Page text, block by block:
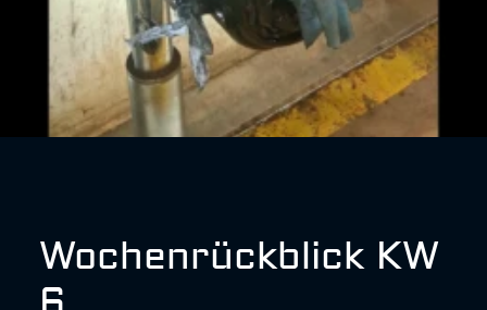
Wochenrückblick KW